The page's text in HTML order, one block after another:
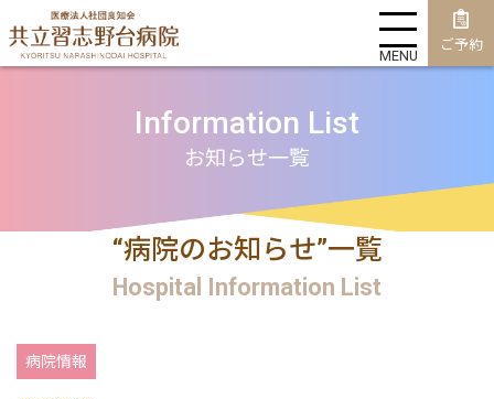
ご予約
MENU
Information List
お知らせ一覧
“病院のお知らせ”一覧
Hospital Information List
病院情報